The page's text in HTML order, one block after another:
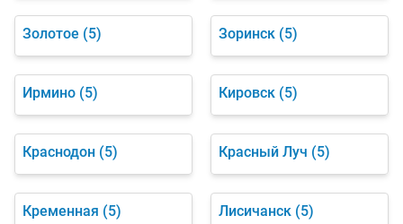
Золотое (5) Зоринск (5)
Ирмино (5) Кировск (5)
Краснодон (5) Красный Луч (5)
Кременная (5) Лисичанск (5)